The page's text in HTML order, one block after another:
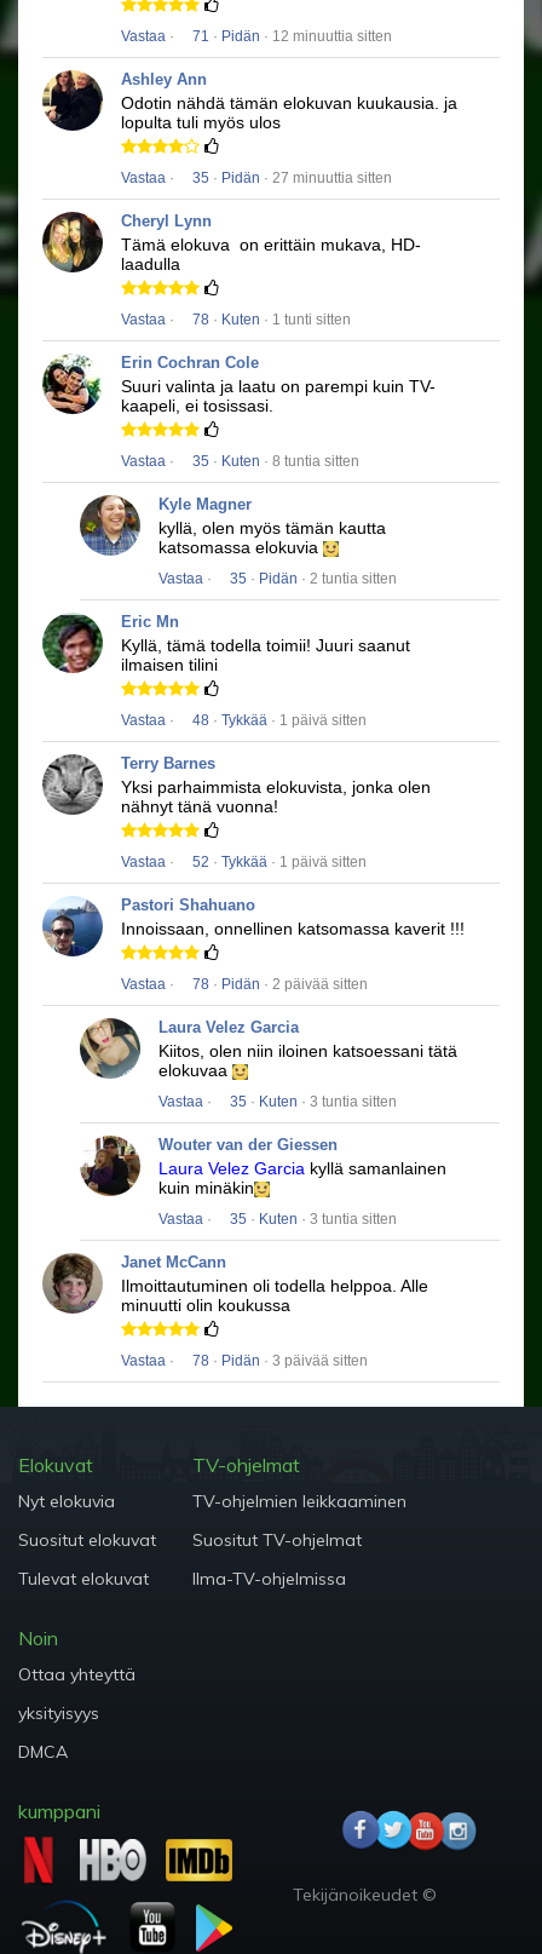
Vastaa · 71 · Pidän · 12 minuuttia sitten
Ashley Ann
Odotin nähdä tämän elokuvan kuukausia. ja
lopulta tuli myös ulos
Vastaa · 35 · Pidän · 27 minuuttia sitten
Cheryl Lynn
Tämä elokuva on erittäin mukava, HD-
laadulla
Vastaa · 78 · Kuten · 1 tunti sitten
Erin Cochran Cole
Suuri valinta ja laatu on parempi kuin TV-
kaapeli, ei tosissasi.
Vastaa · 35 · Kuten · 8 tuntia sitten
Kyle Magner
kyllä, olen myös tämän kautta
katsomassa elokuvia
Vastaa · 35 · Pidän · 2 tuntia sitten
Eric Mn
Kyllä, tämä todella toimii! Juuri saanut
ilmaisen tilini
Vastaa · 48 · Tykkää · 1 päivä sitten
Terry Barnes
Yksi parhaimmista elokuvista, jonka olen
nähnyt tänä vuonna!
Vastaa · 52 · Tykkää · 1 päivä sitten
Pastori Shahuano
Innoissaan, onnellinen katsomassa kaverit !!!
Vastaa · 78 · Pidän · 2 päivää sitten
Laura Velez Garcia
Kiitos, olen niin iloinen katsoessani tätä
elokuvaa
Vastaa · 35 · Kuten · 3 tuntia sitten
Wouter van der Giessen
Laura Velez Garcia kyllä ​​samanlainen
kuin minäkin
Vastaa · 35 · Kuten · 3 tuntia sitten
Janet McCann
Ilmoittautuminen oli todella helppoa. Alle
minuutti olin koukussa
Vastaa · 78 · Pidän · 3 päivää sitten
Elokuvat
Nyt elokuvia
Suositut elokuvat
Tulevat elokuvat
TV-ohjelmat
TV-ohjelmien leikkaaminen
Suositut TV-ohjelmat
Ilma-TV-ohjelmissa
Noin
Ottaa yhteyttä
yksityisyys
DMCA
kumppani
Tekijänoikeudet ©